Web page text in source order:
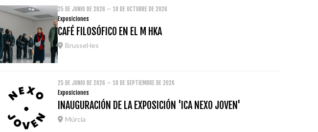
25 DE JUNIO DE 2026 – 18 DE OCTUBRE DE 2026
Exposiciones
CAFÉ FILOSÓFICO EN EL M HKA
Brussel·les
25 DE JUNIO DE 2026 – 18 DE SEPTIEMBRE DE 2026
Exposiciones
INAUGURACIÓN DE LA EXPOSICIÓN 'ICA NEXO JOVEN'
Múrcia